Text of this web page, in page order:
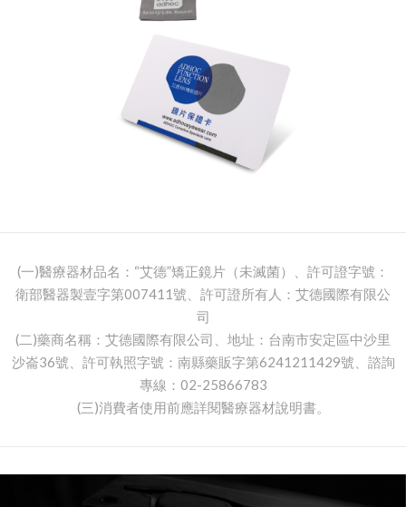
(一)醫療器材品名：“艾德”矯正鏡片（未滅菌）、許可證字號：
衛部醫器製壹字第007411號、許可證所有人：艾德國際有限公
司
(二)藥商名稱：艾德國際有限公司、地址：台南市安定區中沙里
沙崙36號、許可執照字號：南縣藥販字第6241211429號、諮詢
專線：02-25866783
(三)消費者使用前應詳閱醫療器材說明書。